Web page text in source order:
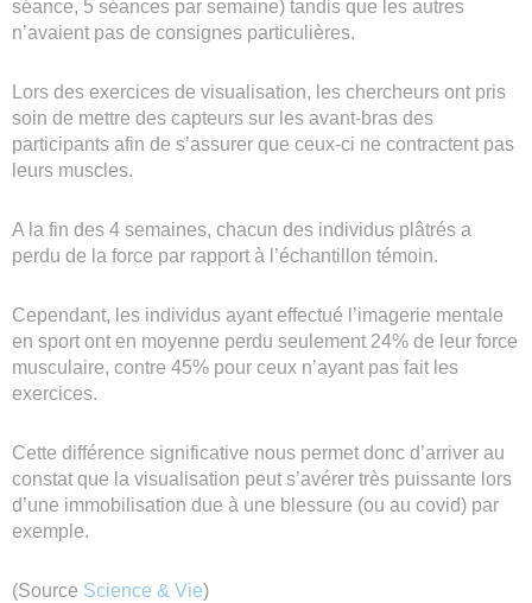
séance, 5 séances par semaine) tandis que les autres
n’avaient pas de consignes particulières.
Lors des exercices de visualisation, les chercheurs ont pris
soin de mettre des capteurs sur les avant-bras des
participants afin de s’assurer que ceux-ci ne contractent pas
leurs muscles.
A la fin des 4 semaines, chacun des individus plâtrés a
perdu de la force par rapport à l’échantillon témoin.
Cependant, les individus ayant effectué l’imagerie mentale
en sport ont en moyenne perdu seulement 24% de leur force
musculaire, contre 45% pour ceux n’ayant pas fait les
exercices.
Cette différence significative nous permet donc d’arriver au
constat que la visualisation peut s’avérer très puissante lors
d’une immobilisation due à une blessure (ou au covid) par
exemple.
(Source Science & Vie)